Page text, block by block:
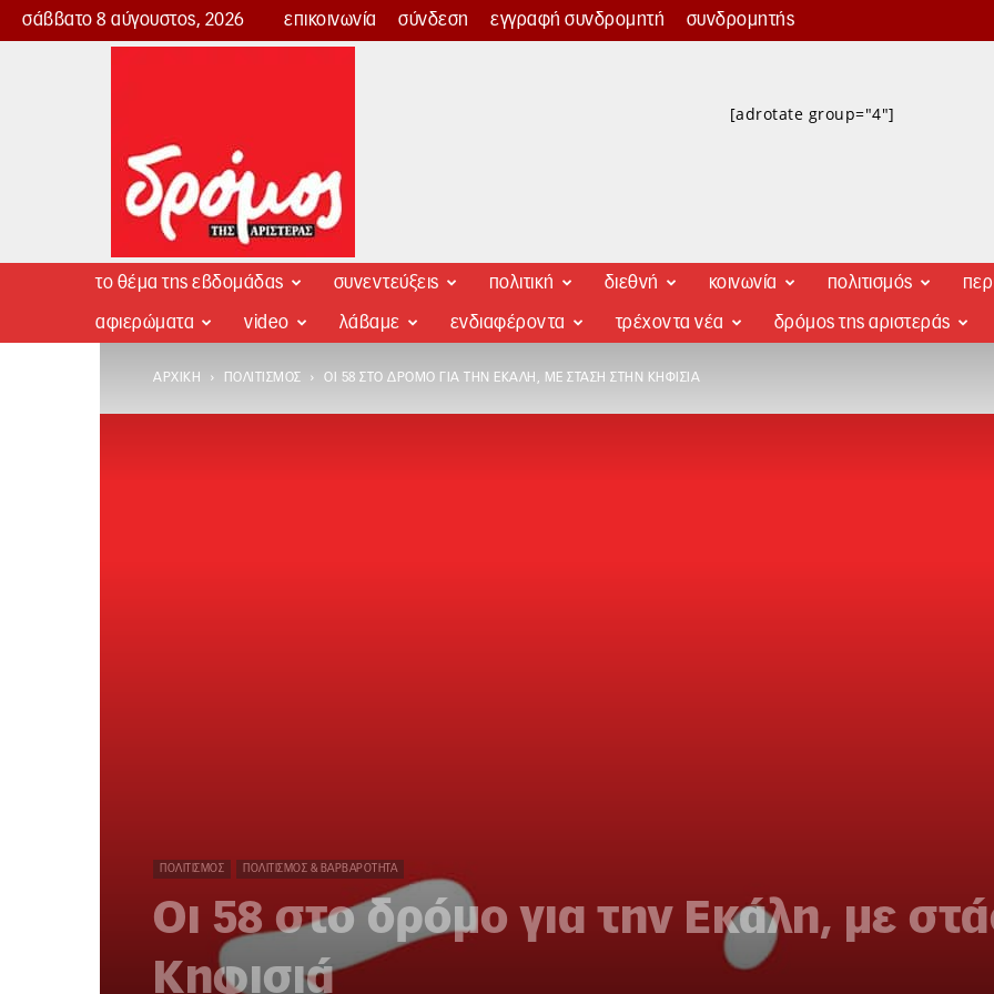
σάββατο 8 αύγουστος, 2026 επικοινωνία σύνδεση εγγραφή συνδρομητή συνδρομητής
Δρόμος
[adrotate group="4"]
το θέμα της εβδομάδας συνεντεύξεις πολιτική διεθνή κοινωνία πολιτισμός
αφιερώματα video λάβαμε ενδιαφέροντα τρέχοντα νέα δρόμος της αριστεράς
ΑΡΧΙΚΉ ΠΟΛΙΤΙΣΜΌΣ ΟΙ 58 ΣΤΟ ΔΡΌΜΟ ΓΙΑ ΤΗΝ ΕΚΆΛΗ, ΜΕ ΣΤΆΣΗ ΣΤΗΝ ΚΗΦΙΣΙΆ
ΠΟΛΙΤΙΣΜΌΣ ΠΟΛΙΤΙΣΜΌΣ & ΒΑΡΒΑΡΌΤΗΤΑ
Οι 58 στο δρόμο για την Εκάλη, με
Κηφισιά